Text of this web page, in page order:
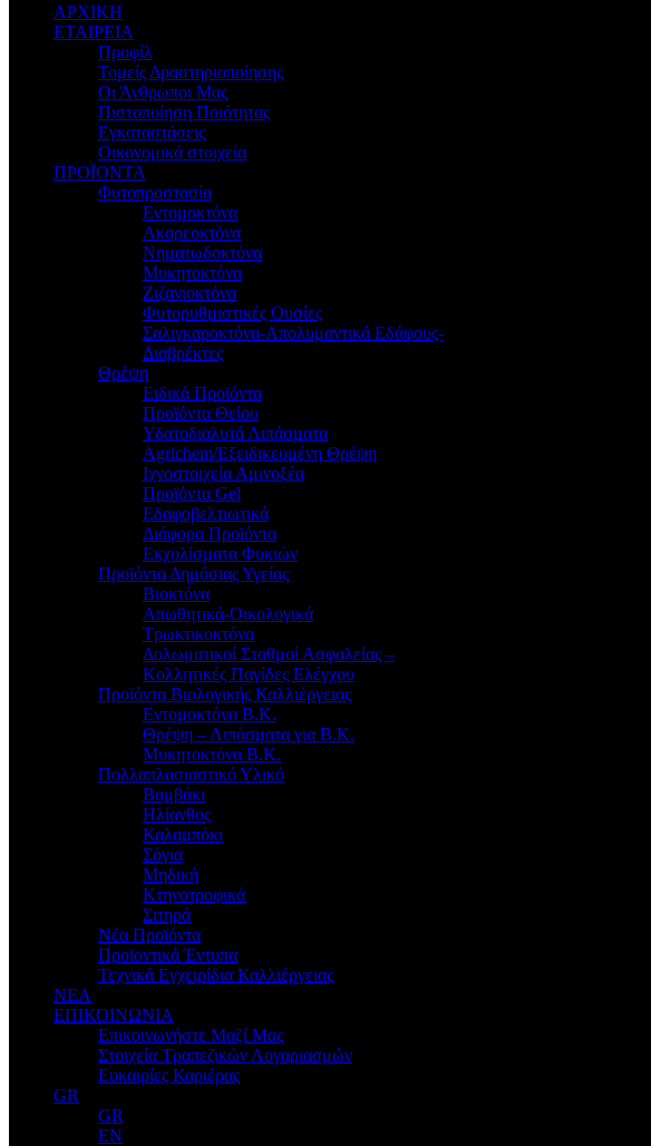
ΑΡΧΙΚΗ
ΕΤΑΙΡΕΙΑ
Προφίλ
Τομείς Δραστηριοποίησης
Οι Άνθρωποι Μας
Πιστοποίηση Ποιότητας
Εγκαταστάσεις
Οικονομικά στοιχεία
ΠΡΟΪΟΝΤΑ
Φυτοπροστασία
Εντομοκτόνα
Ακαρεοκτόνα
Νηματωδοκτόνα
Μυκητοκτόνα
Ζιζανιοκτόνα
Φυτορυθμιστικές Ουσίες
Σαλιγκαροκτόνα-Απολυμαντικά Εδάφους-
Διαβρέκτες
Θρέψη
Ειδικά Προϊόντα
Προϊόντα Θείου
Υδατοδιαλυτά Λιπάσματα
Agrichem/Εξειδικευμένη Θρέψη
Ιχνοστοιχεία Αμινοξέα
Προϊόντα Gel
Εδαφοβελτιωτικά
Διάφορα Προϊόντα
Εκχυλίσματα Φυκιών
Προϊόντα Δημόσιας Υγείας
Βιοκτόνα
Απωθητικά-Οικολογικά
Τρωκτικοκτόνα
Δολωματικοί Σταθμοί Ασφαλείας –
Κολλητικές Παγίδες Ελέγχου
Προϊόντα Βιολογικής Καλλιέργειας
Εντομοκτόνα Β.Κ.
Θρέψη – Λιπάσματα για Β.Κ.
Μυκητοκτόνα Β.Κ.
Πολλαπλασιαστικό Υλικό
Βαμβάκι
Ηλίανθος
Καλαμπόκι
Σόγια
Μηδική
Κτηνοτροφικά
Σιτηρά
Νέα Προϊόντα
Προϊοντικά Έντυπα
Τεχνικά Εγχειρίδια Καλλιέργειας
ΝΕΑ
ΕΠΙΚΟΙΝΩΝΙΑ
Επικοινωνήστε Μαζί Μας
Στοιχεία Τραπεζικών Λογαριασμών
Ευκαιρίες Καριέρας
GR
GR
EN